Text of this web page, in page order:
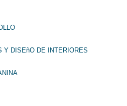
Y DISEñO DE INTERIORES